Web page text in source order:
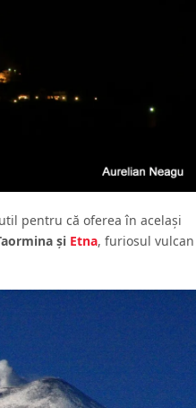
pentru că oferea în acelaşi
şi Etna, furiosul vulcan